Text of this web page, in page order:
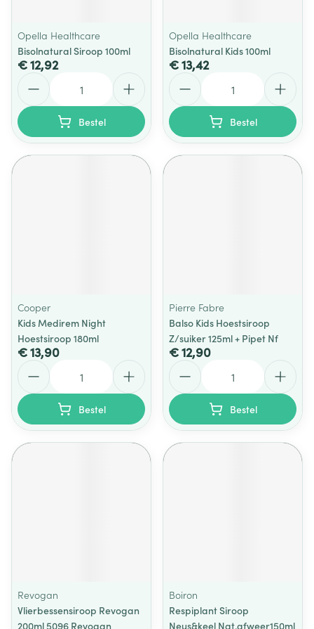
Opella Healthcare
Bisolnatural Siroop 100ml
€ 12,92
Bestel
Opella Healthcare
Bisolnatural Kids 100ml
€ 13,42
Bestel
Cooper
Kids Medirem Night
Hoestsiroop 180ml
€ 13,90
Bestel
Pierre Fabre
Balso Kids Hoestsiroop
Z/suiker 125ml + Pipet Nf
€ 12,90
Bestel
Revogan
Vlierbessensiroop Revogan
200ml 5096 Revogan
Boiron
Respiplant Siroop
Neus&keel Nat.afweer150ml